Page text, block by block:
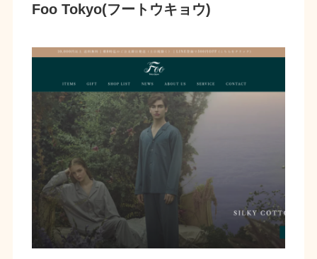
Foo Tokyo(フートウキョウ)